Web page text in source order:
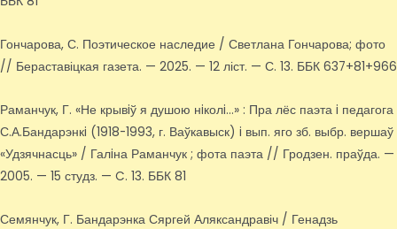
Гончарова, С. Поэтическое наследие / Светлана Гончарова; фото
// Бераставіцкая газета. — 2025. — 12 ліст. — С. 13. ББК 637+81+966
Раманчук, Г. «Не крывiў я душою нiколi…» : Пра лёс паэта i педагога
С.А.Бандарэнкi (1918-1993, г. Ваўкавыск) i вып. яго зб. выбр. вершаў
«Удзячнасць» / Галiна Раманчук ; фота паэта // Гродзен. праўда. —
2005. — 15 студз. — C. 13. ББК 81
Семянчук, Г. Бандарэнка Сяргей Аляксандравіч / Генадзь